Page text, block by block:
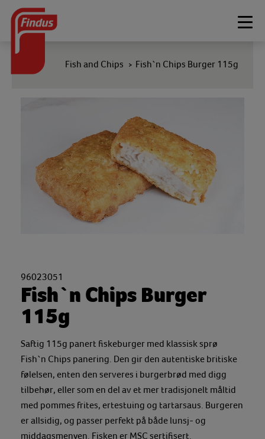
Fish and Chips > Fish`n Chips Burger 115g
96023051
Fish`n Chips Burger
115g
Saftig 115g panert fiskeburger med klassisk sprø
Fish`n Chips panering. Den gir den autentiske britiske
følelsen, enten den serveres i burgerbrød med digg
tilbehør, eller som en del av et mer tradisjonelt måltid
med pommes frites, ertestuing og tartarsaus. Burgeren
er allsidig, og passer perfekt på både lunsj- og
middagsmenyen. Fisken er MSC sertifisert.